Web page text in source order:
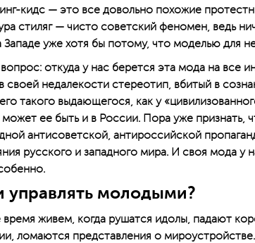
кидс — это все довольно похожие
стиляг — чисто советский феномен, ведь
Западе уже хотя бы потому, что моделью для
откуда у нас берется эта мода на все
своей недалекости стереотип, вбитый в
такого выдающегося, как у
ее быть и в России. Пора уже признать,
антисоветской, антироссийской
русского и западного мира. И своя мода у
управлять молодыми?
живем, когда рушатся идолы, падают
ломаются представления о